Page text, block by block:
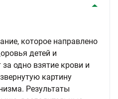
которое направлено
детей и
одно взятие крови и
картину
Результаты